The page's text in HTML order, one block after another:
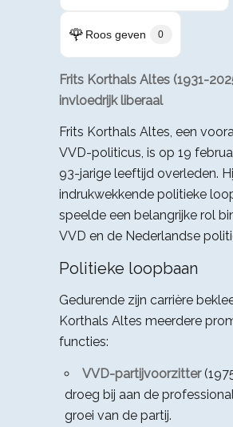
🌹 Roos geven 0
Frits Korthals Altes (1931-
invloedrijk liberaal
Frits Korthals Altes, een
VVD-politicus, is op 19
93-jarige leeftijd overleden.
indrukwekkende politieke
speelde een belangrijke rol
VVD en de Nederlandse
Politieke loopbaan
Gedurende zijn carrière
Korthals Altes meerdere
functies:
VVD-partijvoorzitter
droeg bij aan de
groei van de partij.